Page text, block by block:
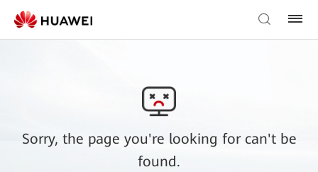
Sorry, the page you're looking for can't be
found.